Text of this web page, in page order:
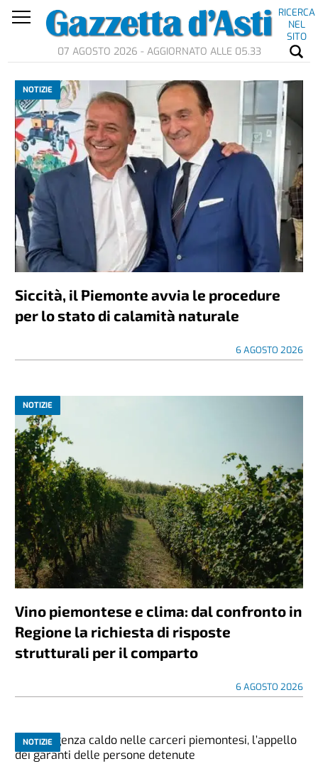
RICERCA
NEL
SITO
07 AGOSTO 2026 - AGGIORNATO ALLE 05.33
NOTIZIE
Siccità, il Piemonte avvia le procedure
per lo stato di calamità naturale
6 AGOSTO 2026
NOTIZIE
Vino piemontese e clima: dal confronto in
Regione la richiesta di risposte
strutturali per il comparto
6 AGOSTO 2026
NOTIZIE